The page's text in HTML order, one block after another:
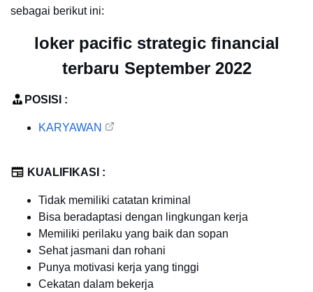
sebagai berikut ini:
loker pacific strategic financial
terbaru September 2022
POSISI :
KARYAWAN
KUALIFIKASI :
Tidak memiliki catatan kriminal
Bisa beradaptasi dengan lingkungan kerja
Memiliki perilaku yang baik dan sopan
Sehat jasmani dan rohani
Punya motivasi kerja yang tinggi
Cekatan dalam bekerja